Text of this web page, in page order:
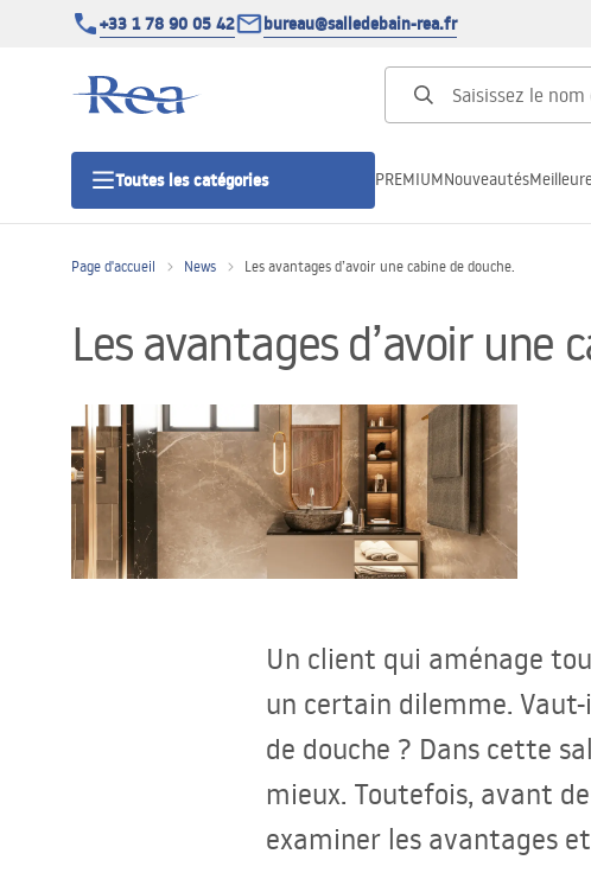
+33 1 78 90 05 42 bureau@salledebain-rea.fr
Toutes les catégories
Portes de douche
Receveurs de douche
Caniveaux de douche
Cuvettes WC, bidets
Baignoires, pare-baignoires
Robinets de salle de bain
Colonnes de douche
PREMIUMNouveautés
Page d'accueil News Les avantages d’avoir une cabine de douche.
Les avantages d’avoir une
Un client qui aménage
un certain dilemme.
de douche ? Dans cette
mieux. Toutefois, avant
examiner les avantages